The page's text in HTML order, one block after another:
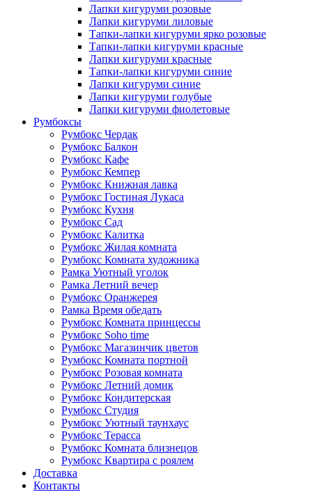
Лапки кигуруми розовые
Лапки кигуруми лиловые
Тапки-лапки кигуруми ярко розовые
Тапки-лапки кигуруми красные
Лапки кигуруми красные
Тапки-лапки кигуруми синие
Лапки кигуруми синие
Лапки кигуруми голубые
Лапки кигуруми фиолетовые
Румбоксы
Румбокс Чердак
Румбокс Балкон
Румбокс Кафе
Румбокс Кемпер
Румбокс Книжная лавка
Румбокс Гостиная Лукаса
Румбокс Кухня
Румбокс Сад
Румбокс Калитка
Румбокс Жилая комната
Румбокс Комната художника
Рамка Уютный уголок
Рамка Летний вечер
Румбокс Оранжерея
Рамка Время обедать
Румбокс Комната принцессы
Румбокс Soho time
Румбокс Магазинчик цветов
Румбокс Комната портной
Румбокс Розовая комната
Румбокс Летний домик
Румбокс Кондитерская
Румбокс Студия
Румбокс Уютный таунхаус
Румбокс Терасса
Румбокс Комната близнецов
Румбокс Квартира с роялем
Доставка
Контакты